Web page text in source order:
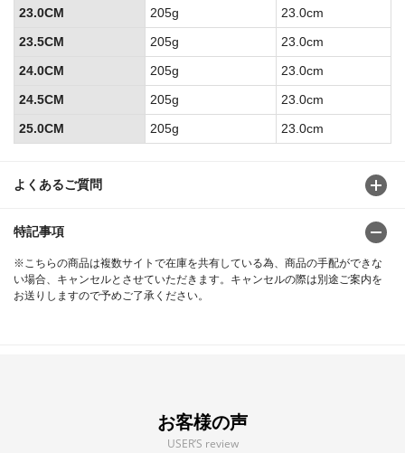
よくあるご質問
特記事項
※こちらの商品は複数サイトで在庫を共有している為、商品の手配ができな
い場合、キャンセルとさせていただきます。キャンセルの際は別途ご案内を
お送りしますので予めご了承ください。
23.0CM
205g
23.0cm
23.5CM
205g
23.0cm
24.0CM
205g
23.0cm
24.5CM
205g
23.0cm
25.0CM
205g 23.0cm
お客様の声
USER’S review